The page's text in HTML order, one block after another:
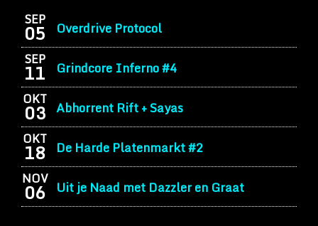
SEP
05 Overdrive Protocol
SEP
11 Grindcore Inferno #4
OKT
03 Abhorrent Rift + Sayas
OKT
18 De Harde Platenmarkt #2
NOV
06 Uit je Naad met Dazzler en Graat